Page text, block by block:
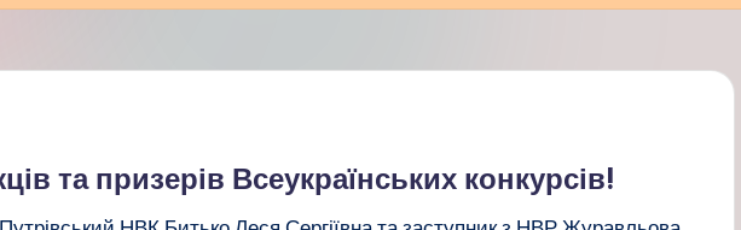
та призерів Всеукраїнських конкурсів!